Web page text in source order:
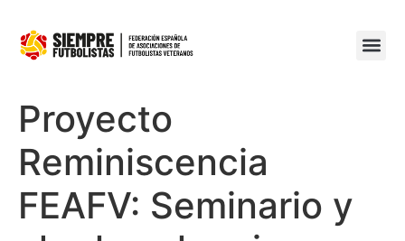
Proyecto
Reminiscencia
FEAFV: Seminario y